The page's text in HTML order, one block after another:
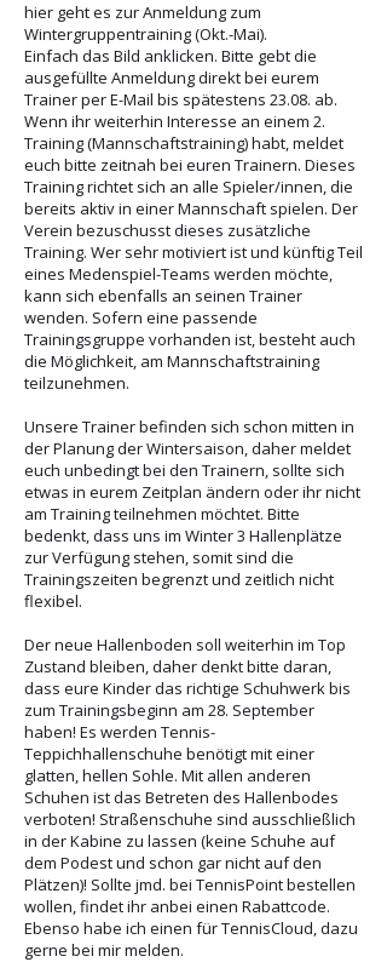
hier geht es zur Anmeldung zum
Wintergruppentraining (Okt.-Mai).
Einfach das Bild anklicken. Bitte gebt die
ausgefüllte Anmeldung direkt bei eurem
Trainer per E-Mail bis spätestens 23.08. ab.
Wenn ihr weiterhin Interesse an einem 2.
Training (Mannschaftstraining) habt, meldet
euch bitte zeitnah bei euren Trainern. Dieses
Training richtet sich an alle Spieler/innen, die
bereits aktiv in einer Mannschaft spielen. Der
Verein bezuschusst dieses zusätzliche
Training. Wer sehr motiviert ist und künftig Teil
eines Medenspiel-Teams werden möchte,
kann sich ebenfalls an seinen Trainer
wenden. Sofern eine passende
Trainingsgruppe vorhanden ist, besteht auch
die Möglichkeit, am Mannschaftstraining
teilzunehmen.
Unsere Trainer befinden sich schon mitten in
der Planung der Wintersaison, daher meldet
euch unbedingt bei den Trainern, sollte sich
etwas in eurem Zeitplan ändern oder ihr nicht
am Training teilnehmen möchtet. Bitte
bedenkt, dass uns im Winter 3 Hallenplätze
zur Verfügung stehen, somit sind die
Trainingszeiten begrenzt und zeitlich nicht
flexibel.
Der neue Hallenboden soll weiterhin im Top
Zustand bleiben, daher denkt bitte daran,
dass eure Kinder das richtige Schuhwerk bis
zum Trainingsbeginn am 28. September
haben! Es werden Tennis-
Teppichhallenschuhe benötigt mit einer
glatten, hellen Sohle. Mit allen anderen
Schuhen ist das Betreten des Hallenbodes
verboten! Straßenschuhe sind ausschließlich
in der Kabine zu lassen (keine Schuhe auf
dem Podest und schon gar nicht auf den
Plätzen)! Sollte jmd. bei TennisPoint bestellen
wollen, findet ihr anbei einen Rabattcode.
Ebenso habe ich einen für TennisCloud, dazu
gerne bei mir melden.